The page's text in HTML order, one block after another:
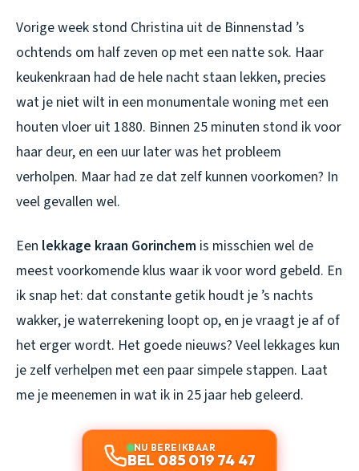
Vorige week stond Christina uit de Binnenstad ’s
ochtends om half zeven op met een natte sok. Haar
keukenkraan had de hele nacht staan lekken, precies
wat je niet wilt in een monumentale woning met een
houten vloer uit 1880. Binnen 25 minuten stond ik voor
haar deur, en een uur later was het probleem
verholpen. Maar had ze dat zelf kunnen voorkomen? In
veel gevallen wel.
Een lekkage kraan Gorinchem is misschien wel de
meest voorkomende klus waar ik voor word gebeld. En
ik snap het: dat constante getik houdt je ’s nachts
wakker, je waterrekening loopt op, en je vraagt je af of
het erger wordt. Het goede nieuws? Veel lekkages kun
je zelf verhelpen met een paar simpele stappen. Laat
me je meenemen in wat ik in 25 jaar heb geleerd.
NU BEREIKBAAR
BEL 085 019 74 47